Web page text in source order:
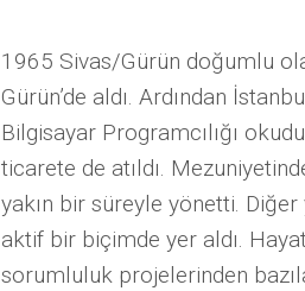
YAZILIM
ADIM
1965 Sivas/Gürün doğumlu
Gürün’de aldı. Ardından
Bilgisayar Programcılığı
ticarete de atıldı.
yakın bir süreyle yönetti.
aktif bir biçimde yer aldı.
sorumluluk projelerinden